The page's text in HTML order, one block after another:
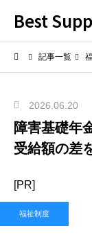
Best
記事一覧
2026.06.20
障害基礎年
受給額の差
[PR]
福祉制度